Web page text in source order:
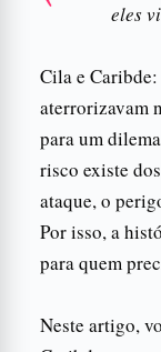
eles
Cila e
aterrorizavam
para um
risco existe
ataque, o
Por isso, a
para quem
Neste artigo,